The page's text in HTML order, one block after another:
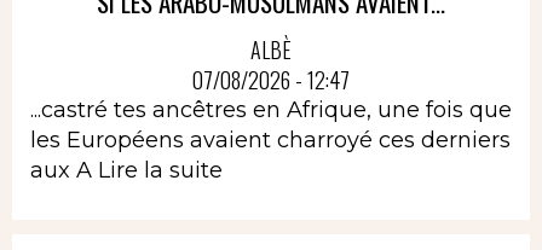
ALBÈ
07/08/2026 - 12:47
...castré tes ancêtres en Afrique, une fois que
les Européens avaient charroyé ces derniers
aux A Lire la suite